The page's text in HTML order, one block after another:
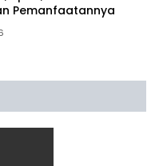
Pemanfaatannya